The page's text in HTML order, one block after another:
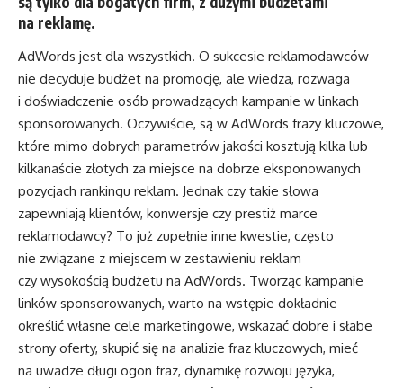
na reklamę.
AdWords jest dla wszystkich. O sukcesie reklamodawców
nie decyduje budżet na promocję, ale wiedza, rozwaga
i doświadczenie osób prowadzących kampanie w linkach
sponsorowanych. Oczywiście, są w AdWords frazy kluczowe,
które mimo dobrych parametrów jakości kosztują kilka lub
kilkanaście złotych za miejsce na dobrze eksponowanych
pozycjach rankingu reklam. Jednak czy takie słowa
zapewniają klientów, konwersje czy prestiż marce
reklamodawcy? To już zupełnie inne kwestie, często
nie związane z miejscem w zestawieniu reklam
czy wysokością budżetu na AdWords. Tworząc kampanie
linków sponsorowanych, warto na wstępie dokładnie
określić własne cele marketingowe, wskazać dobre i słabe
strony oferty, skupić się na analizie fraz kluczowych, mieć
na uwadze długi ogon fraz, dynamikę rozwoju języka,